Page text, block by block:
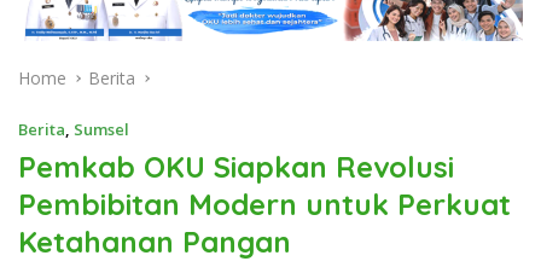
Home Berita
Berita, Sumsel
Pemkab OKU Siapkan Revolusi
Pembibitan Modern untuk Perkuat
Ketahanan Pangan